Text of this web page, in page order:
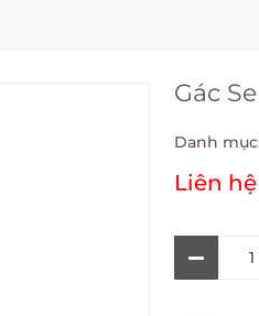
Gác
Danh
Liên hệ